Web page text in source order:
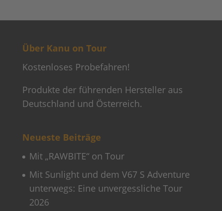
Über Kanu on Tour
Kostenloses Probefahren!
Produkte der führenden Hersteller aus
Deutschland und Österreich.
Neueste Beiträge
Mit „RAWBITE“ on Tour
Mit Sunlight und dem V67 S Adventure
unterwegs: Eine unvergessliche Tour
2026